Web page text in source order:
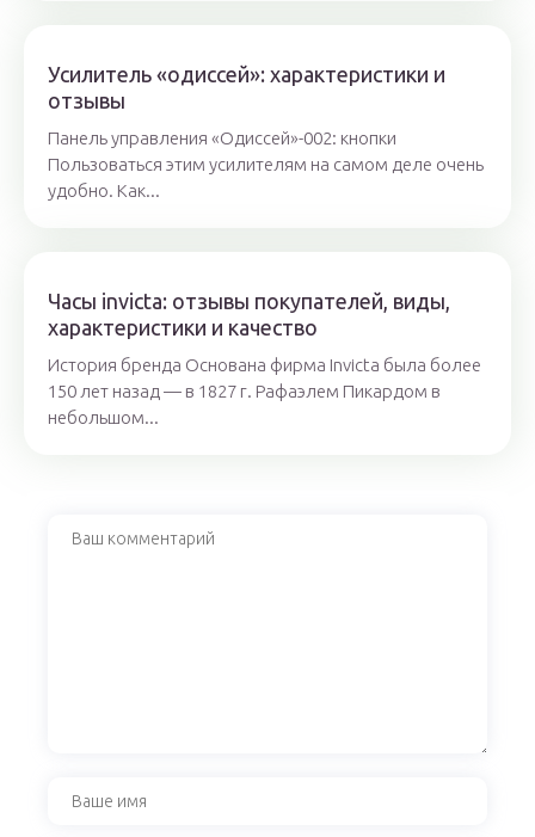
Усилитель «одиссей»: характеристики и
отзывы
Панель управления «Одиссей»-002: кнопки
Пользоваться этим усилителям на самом деле очень
удобно. Как...
Часы invicta: отзывы покупателей, виды,
характеристики и качество
История бренда Основана фирма Invicta была более
150 лет назад — в 1827 г. Рафаэлем Пикардом в
небольшом...